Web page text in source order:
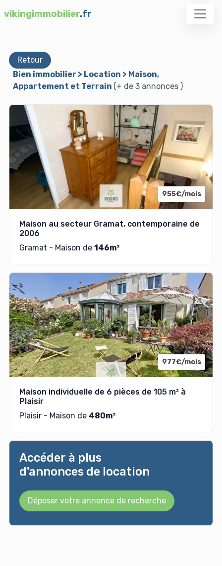
vikingimmobilier.fr
Retour
Bien immobilier > Location > Maison,
Appartement et Terrain (+ de 3 annonces )
955€/mois
Maison au secteur Gramat, contemporaine de
2006
Gramat - Maison de 146m²
977€/mois
Maison individuelle de 6 pièces de 105 m² à
Plaisir
Plaisir - Maison de 480m²
Accéder à plus
d'annonces de location
Déposer votre annonce de recherche